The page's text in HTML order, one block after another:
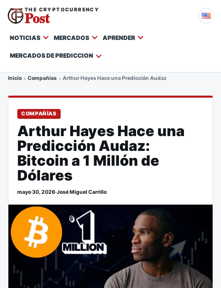
THE CRYPTOCURRENCY
Post
NOTICIAS MERCADOS APRENDER
MERCADOS DE PREDICCION
Inicio Compañías Arthur Hayes Hace una Predicción Audaz: Bitcoin a 1 Millón de
COMPAÑÍAS
Arthur Hayes Hace una
Predicción Audaz:
Bitcoin a 1 Millón de
Dólares
mayo 30, 2026·José Miguel Carrillo